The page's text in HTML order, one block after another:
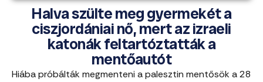
Halva szülte meg gyermekét a
ciszjordániai nő, mert az izraeli
katonák feltartóztatták a
mentőautót
Hiába próbálták megmenteni a palesztin mentősök a 28